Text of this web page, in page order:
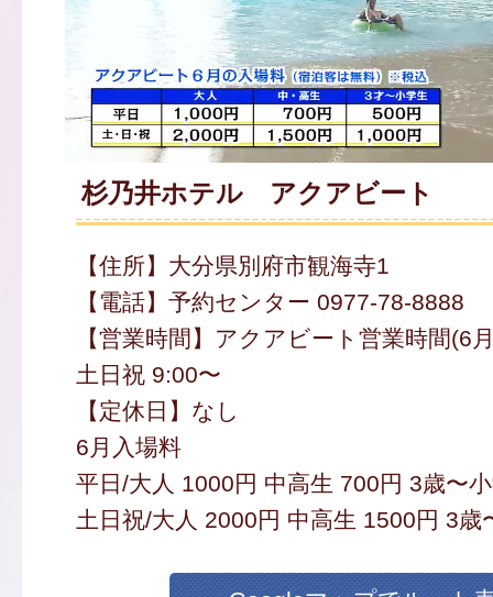
杉乃井ホテル アクアビート
【住所】大分県別府市観海寺1
【電話】予約センター 0977-78-8888
【営業時間】アクアビート営業時間(6
土日祝 9:00〜
【定休日】なし
6月入場料
平日/大人 1000円 中高生 700円 3歳〜
土日祝/大人 2000円 中高生 1500円 3歳